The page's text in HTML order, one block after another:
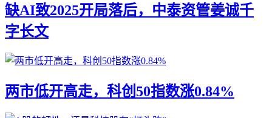
缺AI致2025开局落后，中泰资管姜诚千
字长文
两市低开高走，科创50指数涨0.84%